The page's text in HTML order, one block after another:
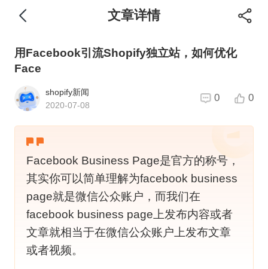
文章详情
用Facebook引流Shopify独立站，如何优化
Face
shopify新闻
2020-07-08
0 0
Facebook Business Page是官方的称号，
其实你可以简单理解为facebook business
page就是微信公众账户，而我们在
facebook business page上发布内容或者
文章就相当于在微信公众账户上发布文章
或者视频。